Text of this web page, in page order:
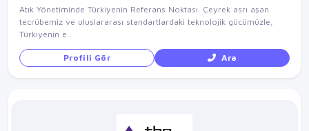
Atık Yönetiminde Türkiyenin Referans Noktası. Çeyrek asrı aşan
tecrübemiz ve uluslararası standartlardaki teknolojik gücümüzle,
Türkiyenin e...
Profili Gör Ara